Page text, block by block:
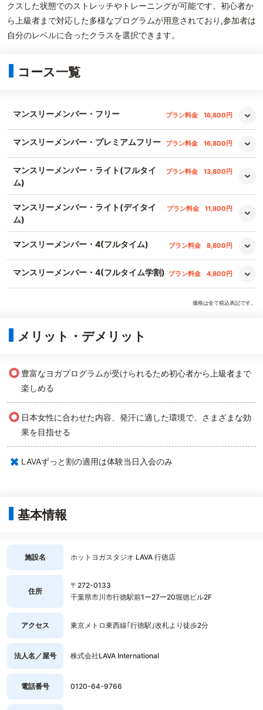
クスした状態でのストレッチやトレーニングが可能です。初心者か
ら上級者まで対応した多様なプログラムが用意されており,参加者は
自分のレベルに合ったクラスを選択できます。
コース一覧
マンスリーメンバー・フリー プラン料金 16,800円
マンスリーメンバー・プレミアムフリー プラン料金 16,800円
マンスリーメンバー・ライト(フルタイ
ム)
プラン料金 13,800円
マンスリーメンバー・ライト(デイタイ
ム)
プラン料金 11,800円
マンスリーメンバー・4(フルタイム) プラン料金 8,800円
マンスリーメンバー・4(フルタイム学割) プラン料金 4,800円
価格は全て税込表記です。
メリット・デメリット
○ 豊富なヨガプログラムが受けられるため初心者から上級者まで
楽しめる
○ 日本女性に合わせた内容、発汗に適した環境で、さまざまな効
果を目指せる
× LAVAずっと割の適用は体験当日入会のみ
基本情報
施設名 ホットヨガスタジオ LAVA 行徳店
住所
〒272-0133
千葉県市川市行徳駅前1ー27ー20堀徳ビル2F
アクセス 東京メトロ東西線｢行徳駅｣改札より徒歩2分
法人名／屋号 株式会社LAVA International
電話番号 0120-64-9766